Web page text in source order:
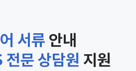
서류안내
전문 상담원 지원